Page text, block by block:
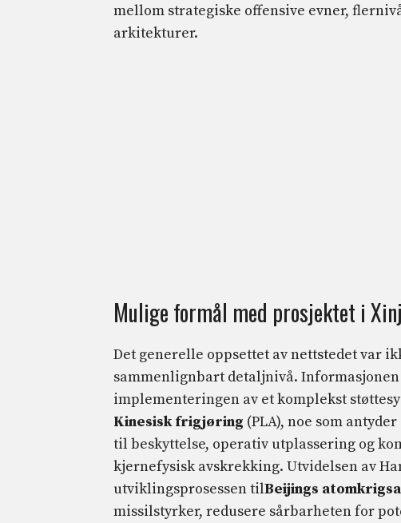
mellom strategiske offensive evner,
arkitekturer.
Mulige formål med prosjektet i
Det generelle oppsettet av nettstedet var
sammenlignbart detaljnivå.
implementeringen av et komplekst
Kinesisk frigjøring (PLA), noe som
til beskyttelse, operativ utplassering og
kjernefysisk avskrekking. Utvidelsen av
utviklingsprosessen tilBeijings
missilstyrker, redusere sårbarheten for